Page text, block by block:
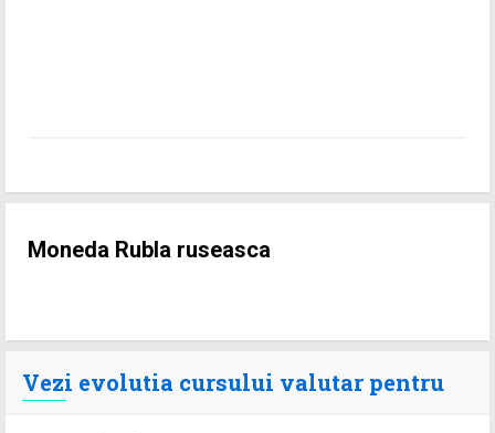
Moneda Rubla ruseasca
Vezi evolutia cursului valutar pentru